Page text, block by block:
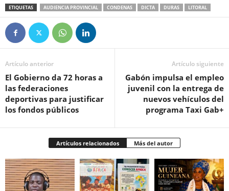
ETIQUETAS AUDIENCIA PROVINCIAL CONDENAS DICTA DURAS LITORAL
Artículo anterior
El Gobierno da 72 horas a
las federaciones
deportivas para justificar
los fondos públicos
Artículo siguiente
Gabón impulsa el empleo
juvenil con la entrega de
nuevos vehículos del
programa Taxi Gab+
Artículos relacionados Más del autor